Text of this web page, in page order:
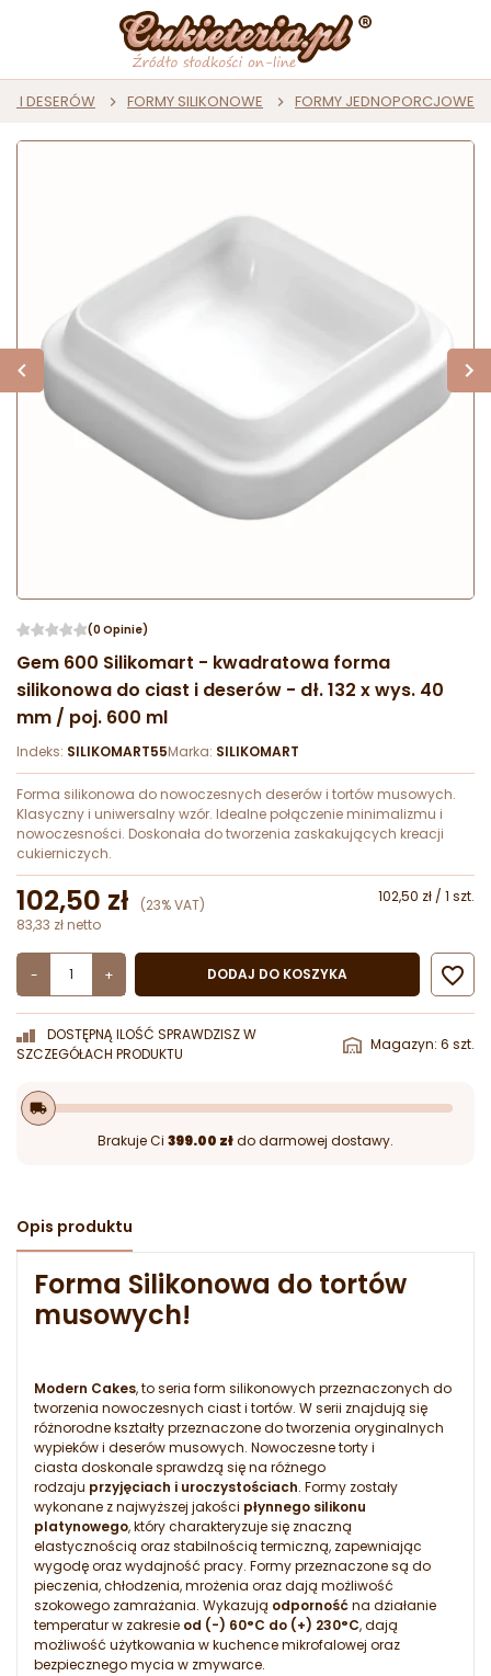
I DESERÓW FORMY SILIKONOWE FORMY JEDNOPORCJOWE
(0 Opinie)
Gem 600 Silikomart - kwadratowa forma
silikonowa do ciast i deserów - dł. 132 x wys. 40
mm / poj. 600 ml
Indeks: SILIKOMART55Marka: SILIKOMART
Forma silikonowa do nowoczesnych deserów i tortów musowych.
Klasyczny i uniwersalny wzór. Idealne połączenie minimalizmu i
nowoczesności. Doskonała do tworzenia zaskakujących kreacji
cukierniczych.
102,50 zł (23% VAT)
102,50 zł / 1 szt.
83,33 zł netto
- + DODAJ DO KOSZYKA 
DOSTĘPNĄ ILOŚĆ SPRAWDZISZ W
SZCZEGÓŁACH PRODUKTU
Magazyn: 6 szt.
local_shipping
Brakuje Ci 399.00 złdo darmowej dostawy.
Opis produktu
Forma Silikonowa do tortów
musowych!
Modern Cakes, to seria form silikonowych przeznaczonych do
tworzenia nowoczesnych ciast i tortów. W serii znajdują się
różnorodne kształty przeznaczone do tworzenia oryginalnych
wypieków i deserów musowych. Nowoczesne torty i
ciasta doskonale sprawdzą się na różnego
rodzaju przyjęciach i uroczystościach. Formy zostały
wykonane z najwyższej jakości płynnego silikonu
platynowego, który charakteryzuje się znaczną
elastycznością oraz stabilnością termiczną, zapewniając
wygodę oraz wydajność pracy. Formy przeznaczone są do
pieczenia, chłodzenia, mrożenia oraz dają możliwość
szokowego zamrażania. Wykazują odpornośćna działanie
temperatur w zakresie od (-) 60°C do (+) 230°C, dają
możliwość użytkowania w kuchence mikrofalowej oraz
bezpiecznego mycia w zmywarce.